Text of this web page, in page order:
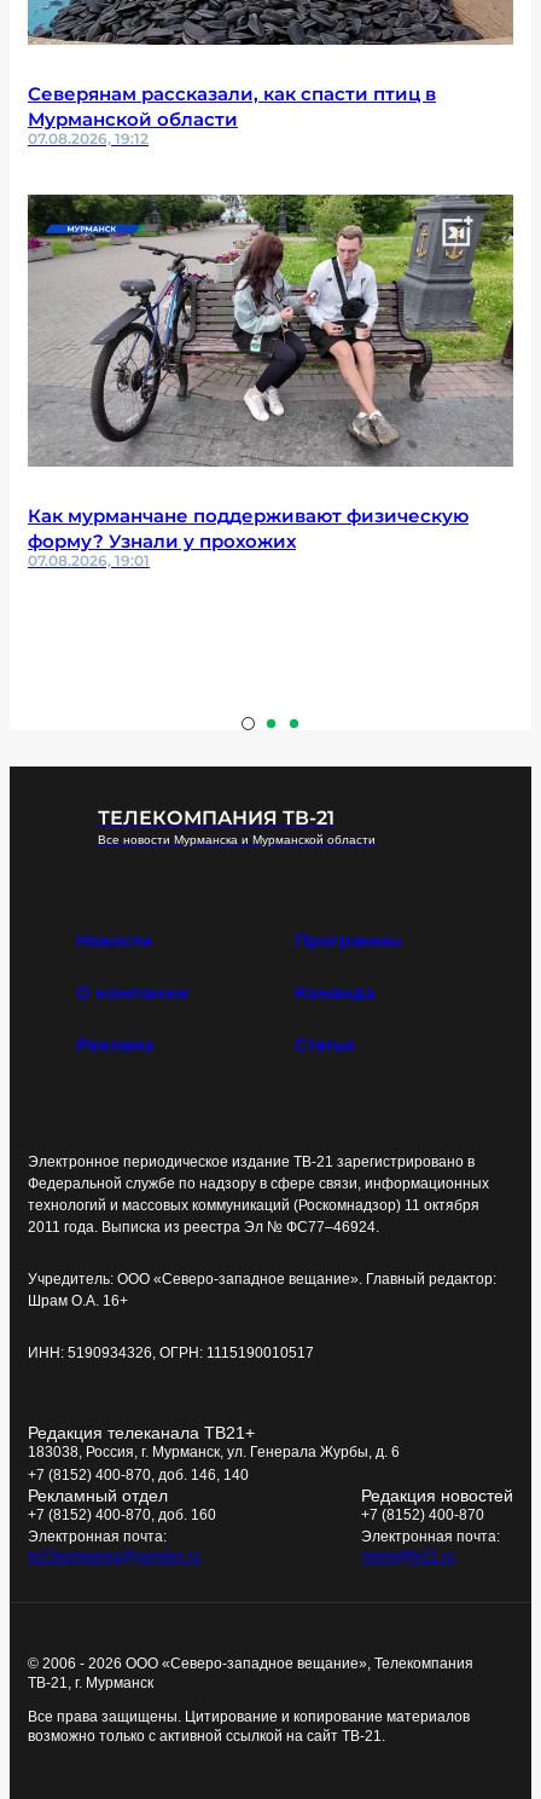
Северянам рассказали, как спасти птиц в
Мурманской области
07.08.2026, 19:12
Как мурманчане поддерживают физическую
форму? Узнали у прохожих
07.08.2026, 19:01
ТЕЛЕКОМПАНИЯ ТВ-21
Все новости Мурманска и Мурманской области
Новости Программы
О компании Команда
Реклама Статьи
Электронное периодическое издание ТВ-21 зарегистрировано в
Федеральной службе по надзору в сфере связи, информационных
технологий и массовых коммуникаций (Роскомнадзор) 11 октября
2011 года. Выписка из реестра Эл № ФС77–46924.
Учредитель: ООО «Северо-западное вещание». Главный редактор:
Шрам О.А. 16+
ИНН: 5190934326, ОГРН: 1115190010517
Редакция телеканала ТВ21+
183038, Россия, г. Мурманск, ул. Генерала Журбы, д. 6
+7 (8152) 400-870, доб. 146, 140
Рекламный отдел
+7 (8152) 400-870, доб. 160
Электронная почта:
tv21kompania@yandex.ru
Редакция новостей
+7 (8152) 400-870
Электронная почта:
news@tv21.ru
© 2006 - 2026 ООО «Северо-западное вещание», Телекомпания
ТВ-21, г. Мурманск
Все права защищены. Цитирование и копирование материалов
возможно только с активной ссылкой на сайт ТВ-21.